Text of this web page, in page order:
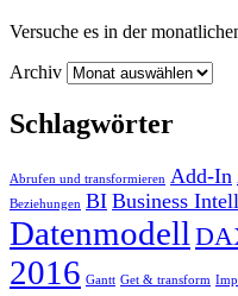
Versuche es in der
Archiv
Schlagwörter
Abrufen und transformieren Add-In
Beziehungen BI Business
Datenmodell
2016 Gantt Get & transform